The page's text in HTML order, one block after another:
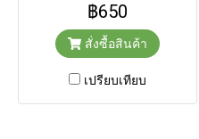
฿650
สั่งซื้อสินค้า
เปรียบเทียบ